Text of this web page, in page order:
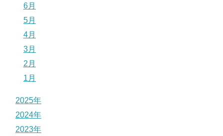
6月
5月
4月
3月
2月
1月
2025年
2024年
2023年